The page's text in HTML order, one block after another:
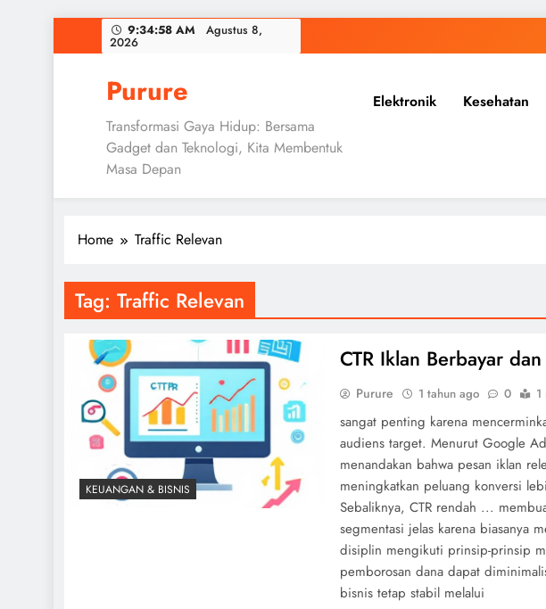
to
9:34:59 AM Agustus 8,
2026
Purure
Transformasi Gaya Hidup: Bersama
Gadget dan Teknologi, Kita Membentuk
Masa Depan
Elektronik Kesehatan
Home Traffic Relevan
Tag: Traffic Relevan
KEUANGAN & BISNIS
CTR Iklan Berbayar
Purure 1 tahun ago 0 1
sangat penting karena
audiens target. Menurut Google
menandakan bahwa pesan iklan
meningkatkan peluang konversi
Sebaliknya, CTR rendah ...
segmentasi jelas karena biasanya
disiplin mengikuti prinsip-prinsip
pemborosan dana dapat
bisnis tetap stabil melalui